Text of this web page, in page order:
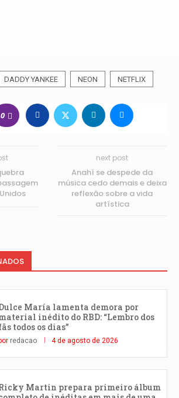
DADDY YANKEE NEON NETFLIX
0
next post
Anahí se despede da
música cedo demais e deixa
reflexão sobre a vida
artística
María lamenta demora por
inédito do RBD: “Lembro dos
todos os dias”
redacao 4 de agosto de 2026
Martin prepara primeiro álbum